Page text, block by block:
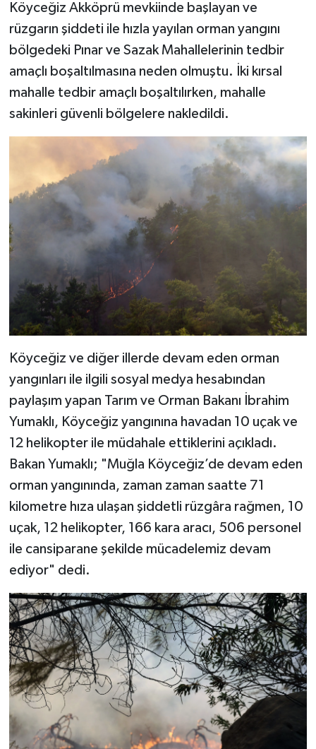
Köyceğiz Akköprü mevkiinde başlayan ve
rüzgarın şiddeti ile hızla yayılan orman yangını
bölgedeki Pınar ve Sazak Mahallelerinin tedbir
amaçlı boşaltılmasına neden olmuştu. İki kırsal
mahalle tedbir amaçlı boşaltılırken, mahalle
sakinleri güvenli bölgelere nakledildi.
Köyceğiz ve diğer illerde devam eden orman
yangınları ile ilgili sosyal medya hesabından
paylaşım yapan Tarım ve Orman Bakanı İbrahim
Yumaklı, Köyceğiz yangınına havadan 10 uçak ve
12 helikopter ile müdahale ettiklerini açıkladı.
Bakan Yumaklı; "Muğla Köyceğiz’de devam eden
orman yangınında, zaman zaman saatte 71
kilometre hıza ulaşan şiddetli rüzgâra rağmen, 10
uçak, 12 helikopter, 166 kara aracı, 506 personel
ile cansiparane şekilde mücadelemiz devam
ediyor" dedi.